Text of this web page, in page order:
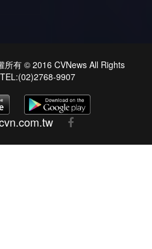
有 © 2016 CVNews All Rights
9907